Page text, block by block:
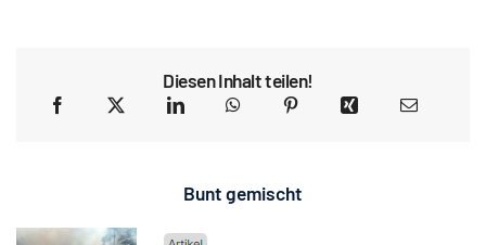
Diesen Inhalt teilen!
Bunt gemischt